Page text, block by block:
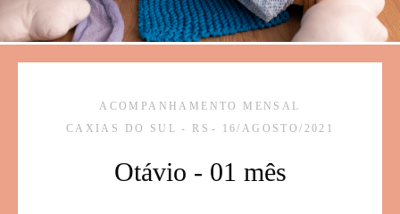
ACOMPANHAMENTO MENSAL
CAXIAS DO SUL - RS
16/AGOSTO/2021
Otávio - 01 mês